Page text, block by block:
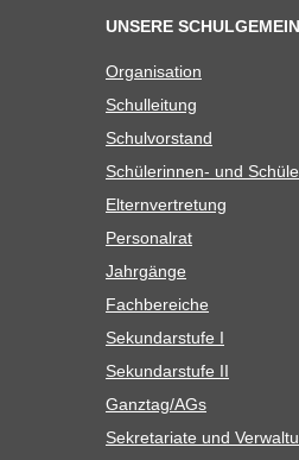
UNSERE
Orga­ni­sa­tion
Schul­lei­tung
Schul­vor­stand
Schü­le­rin­nen- und
Eltern­ver­tre­tung
Per­so­nal­rat
Jahr­gänge
Fach­be­rei­che
Sekun­dar­stufe I
Sekun­dar­stufe II
Ganztag/​​AGs
Sekre­ta­riate und